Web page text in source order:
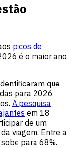
picos de
é o maior ano
que
para 2026
A pesquisa
em 18
de um
viagem. Entre a
para 68%.